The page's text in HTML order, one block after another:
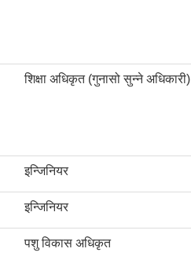
शिक्षा अधिकृत (गुनासो सुन्ने अधिकारी)
इन्जिनियर
इन्जिनियर
पशु विकास अधिकृत